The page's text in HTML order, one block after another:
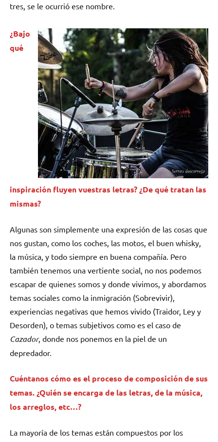
tres, se le ocurrió ese nombre.
¿Bajo
qué
inspiración fluyen vuestras letras? ¿De qué tratan las
mismas?
Algunas son simplemente una expresión de las cosas que
nos gustan, como los coches, las motos, el buen whisky,
la música, y todo siempre en buena compañía. Pero
también tenemos una vertiente social, no nos podemos
escapar de quienes somos y donde vivimos, y abordamos
temas sociales como la inmigración (Sobrevivir),
experiencias negativas que hemos vivido (Traidor, Ley y
Desorden), o temas subjetivos como es el caso de
Cazador, donde nos ponemos en la piel de un
depredador.
Cuéntanos cómo es el proceso de composición de sus
temas. ¿Quién se encarga de las letras, de la música,
los arreglos, etc…?
La mayoría de los temas están compuestos por los